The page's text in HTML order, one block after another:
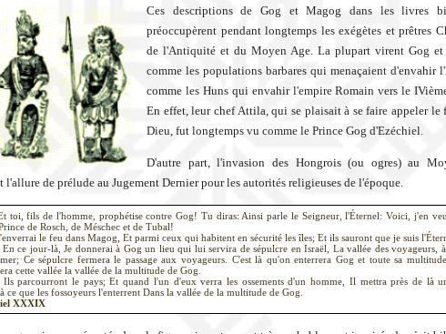
Ces descriptions de Gog et Magog dans les livres
préoccupèrent pendant longtemps les exégètes et prêtres
de l'Antiquité et du Moyen Age. La plupart virent Gog et
comme les populations barbares qui menaçaient d'envahir
comme les Huns qui envahir l'empire Romain vers le
En effet, leur chef Attila, qui se plaisait à se faire appeler le
Dieu, fut longtemps vu comme le Prince Gog d'Ezéchiel.
D'autre part, l'invasion des Hongrois (ou ogres) au
l'allure de prélude au Jugement Dernier pour les autorités religieuses de l'époque.
toi, fils de l'homme, prophétise contre Gog! Tu diras: Ainsi parle le Seigneur, l'Éternel: Voici, j'en
de Rosch, de Méschec et de Tubal!
le feu dans Magog, Et parmi ceux qui habitent en sécurité les îles; Et ils sauront que je suis
ce jour-là, Je donnerai à Gog un lieu qui lui servira de sépulcre en Israël, La vallée des voyageurs,
Ce sépulcre fermera le passage aux voyageurs. C'est là qu'on enterrera Gog et toute sa
cette vallée la vallée de la multitude de Gog.
Ils parcourront le pays; Et quand l'un d'eux verra les ossements d'un homme, Il mettra près de là
ce que les fossoyeurs l'enterrent Dans la vallée de la multitude de Gog.
XXXIX